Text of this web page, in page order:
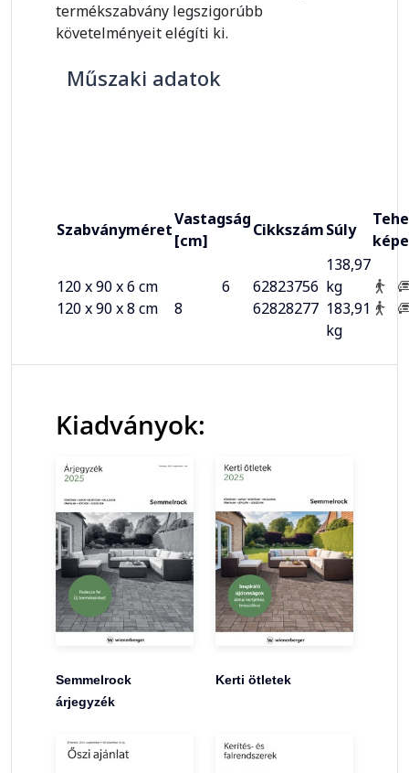
termékszabvány legszigorúbb
követelményeit elégíti ki.
Műszaki adatok
Szabványméret
Vastagság
[cm]
CikkszámSúly
120 x 90 x 6 cm
120 x 90 x 8 cm
6
8
62823756
62828277
138,97
kg
183,91
kg
Kiadványok:
Semmelrock
árjegyzék
Kerti ötletek